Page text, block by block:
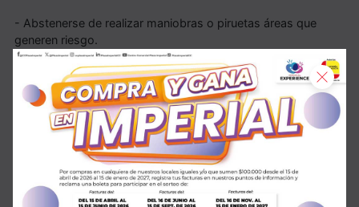
- Abstenerse de realizar maniobras o piruetas áreas que
generen riesgo.
- Deben ingresar sin zapatos y la medida para el ingreso se
toma sin zapatos.
Si respetas estas normas, nos divertiremos en grande.
De lunes a jueves de 1:00 p.m. a 8:00 p.m.